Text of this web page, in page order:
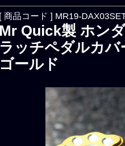
[ 商品コード ] MR19-
Mr Quick製 ホン
ラッチペダルカ
ゴールド